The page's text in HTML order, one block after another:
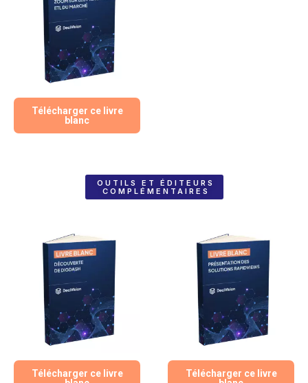
Télécharger ce livre
blanc
OUTILS ET ÉDITEURS
COMPLÉMENTAIRES
Télécharger ce livre
Télécharger ce livre